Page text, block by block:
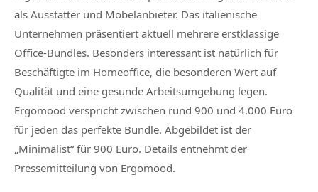
als Ausstatter und Möbelanbieter. Das italienische
Unternehmen präsentiert aktuell mehrere erstklassige
Office-Bundles. Besonders interessant ist natürlich für
Beschäftigte im Homeoffice, die besonderen Wert auf
Qualität und eine gesunde Arbeitsumgebung legen.
Ergomood verspricht zwischen rund 900 und 4.000 Euro
für jeden das perfekte Bundle. Abgebildet ist der
„Minimalist“ für 900 Euro. Details entnehmt der
Pressemitteilung von Ergomood.